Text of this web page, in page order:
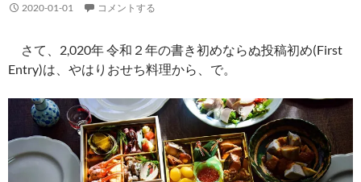
2020-01-01 コメントする
さて、2,020年 令和２年の書き初めならぬ投稿初め(First
Entry)は、やはりおせち料理から、で。